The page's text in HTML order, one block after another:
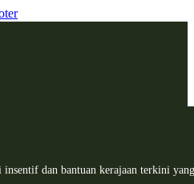
insentif dan bantuan kerajaan terkini